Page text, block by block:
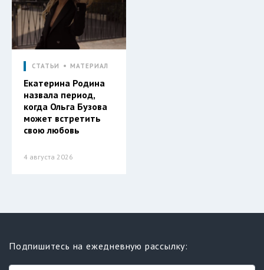
СТАТЬИ МАТЕРИАЛ
Екатерина Родина
назвала период,
когда Ольга Бузова
может встретить
свою любовь
4 августа 2026
Подпишитесь на ежедневную рассылку: